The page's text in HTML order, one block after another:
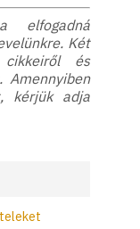
elfogadná
Két
és
Amennyiben
kérjük adja